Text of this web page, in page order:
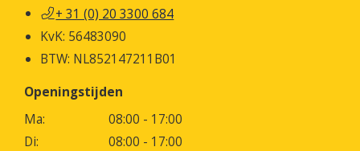
+ 31 (0) 20 3300 684
KvK: 56483090
BTW: NL852147211B01
Openingstijden
Ma:
08:00 - 17:00
Di:
08:00 - 17:00